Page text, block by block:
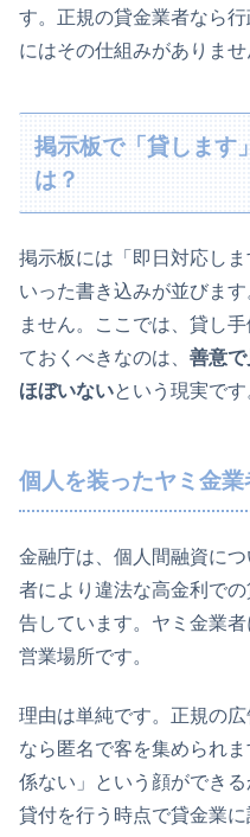
す。正規の貸金業者なら
にはその仕組みがありませ
掲示板で「貸します
は？
掲示板には「即日対応し
いった書き込みが並びま
ません。ここでは、貸し
ておくべきなのは、 善意
ほぼいないという現実です
個人を装ったヤミ金
金融庁は、個人間融資に
者により違法な高金利で
告しています。ヤミ金業
営業場所です。
理由は単純です。正規の
なら匿名で客を集められ
係ない」という顔ができ
貸付を行う時点で貸金業に